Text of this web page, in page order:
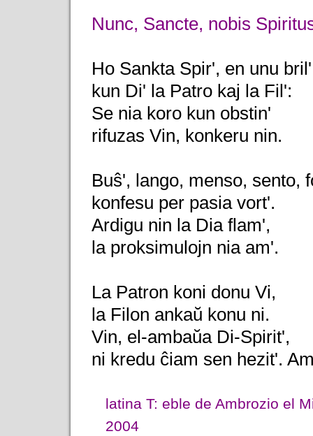
Nunc, Sancte, nobis
Ho Sankta Spir', en unu bril'
kun Di' la Patro kaj la Fil':
Se nia koro kun obstin'
rifuzas Vin, konkeru nin.
Buŝ', lango, menso, sento,
konfesu per pasia vort'.
Ardigu nin la Dia flam',
la proksimulojn nia am'.
La Patron koni donu Vi,
la Filon ankaŭ konu ni.
Vin, el-ambaŭa Di-Spirit',
ni kredu ĉiam sen hezit'.
latina T: eble de Ambrozio el
2004